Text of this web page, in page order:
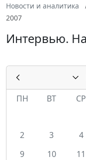
Новости и аналитика
2007
Интервью.
ПН
ВТ СР
2
3 4
9
10 11